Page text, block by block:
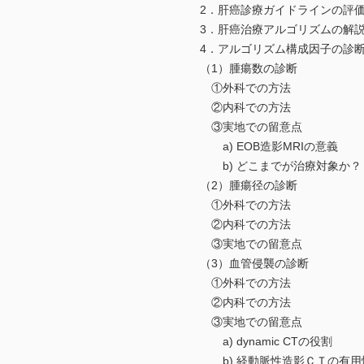
2．肝癌診療ガイドラインの評価
3．肝癌治療アルゴリズムの解
4．アルゴリズム構成因子の診
（1）腫瘍数の診断
①外科での方法
②内科での方法
③実地での留意点
a) EOB造影MRIの意義
b) どこまでが治療対象か？
（2）腫瘍径の診断
①外科での方法
②内科での方法
③実地での留意点
（3）血管侵襲の診断
①外科での方法
②内科での方法
③実地での留意点
a) dynamic CTの役割
b) 経動脈性造影ＣＴの有用